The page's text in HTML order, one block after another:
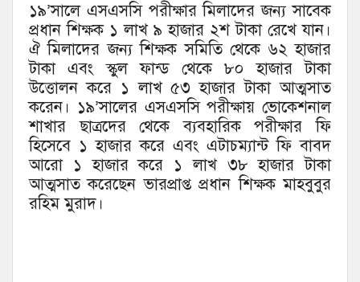
১৯’সালে এসএসসি পরীক্ষার মিলাদের জন্য সাবেক
প্রধান শিক্ষক ১ লাখ ৯ হাজার ২শ টাকা রেখে যান।
ঐ মিলাদের জন্য শিক্ষক সমিতি থেকে ৬২ হাজার
টাকা এবং স্কুল ফান্ড থেকে ৮০ হাজার টাকা
উত্তোলন করে ১ লাখ ৫৩ হাজার টাকা আত্মসাত
করেন। ১৯’সালের এসএসসি পরীক্ষায় ভোকেশনাল
শাখার ছাত্রদের থেকে ব্যবহারিক পরীক্ষার ফি
হিসেবে ১ হাজার করে এবং এটাচম্যান্ট ফি বাবদ
আরো ১ হাজার করে ১ লাখ ৩৮ হাজার টাকা
আত্মসাত করেছেন ভারপ্রাপ্ত প্রধান শিক্ষক মাহবুবুর
রহিম মুরাদ।